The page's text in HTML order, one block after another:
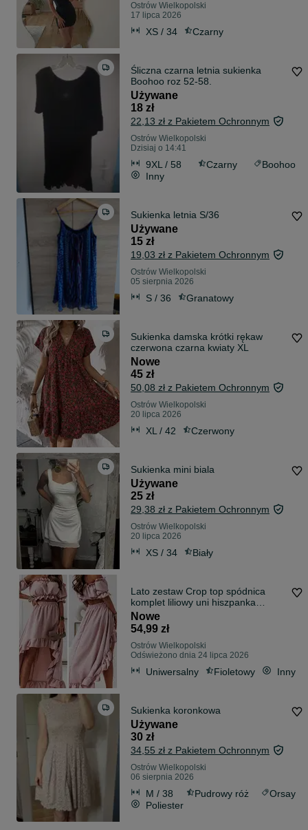
Ostrów Wielkopolski
17 lipca 2026
XS / 34 Czarny
Śliczna czarna letnia sukienka
Boohoo roz 52-58.
Używane
18 zł
22,13 zł z Pakietem Ochronnym
Ostrów Wielkopolski
Dzisiaj o 14:41
9XL / 58 Czarny
Boohoo
Inny
Sukienka letnia S/36
Używane
15 zł
19,03 zł z Pakietem Ochronnym
Ostrów Wielkopolski
05 sierpnia 2026
S / 36 Granatowy
Sukienka damska krótki rękaw
czerwona czarna kwiaty XL
Nowe
45 zł
50,08 zł z Pakietem Ochronnym
Ostrów Wielkopolski
20 lipca 2026
XL / 42 Czerwony
Sukienka mini biala
Używane
25 zł
29,38 zł z Pakietem Ochronnym
Ostrów Wielkopolski
20 lipca 2026
XS / 34 Biały
Lato zestaw Crop top spódnica
komplet liliowy uni hiszpanka
sukienka
Nowe
54,99 zł
Ostrów Wielkopolski
Odświeżono dnia 24 lipca 2026
Uniwersalny Fioletowy Inny
Sukienka koronkowa
Używane
30 zł
34,55 zł z Pakietem Ochronnym
Ostrów Wielkopolski
06 sierpnia 2026
M / 38 Pudrowy róż
Orsay
Poliester